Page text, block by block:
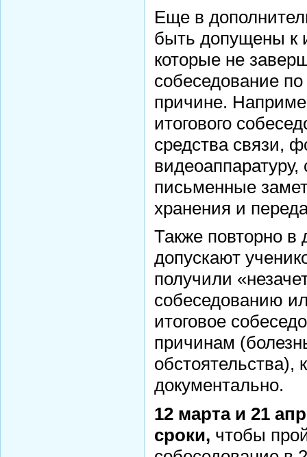
Еще в
быть допущены к
которые не
собеседование
причине.
итогового
средства связи,
письменные
хранения и
Также повторно в
допускают
получили
собеседованию
итоговое
причинам
обстоятельства),
документально.
12 марта и 21
сроки, чтобы